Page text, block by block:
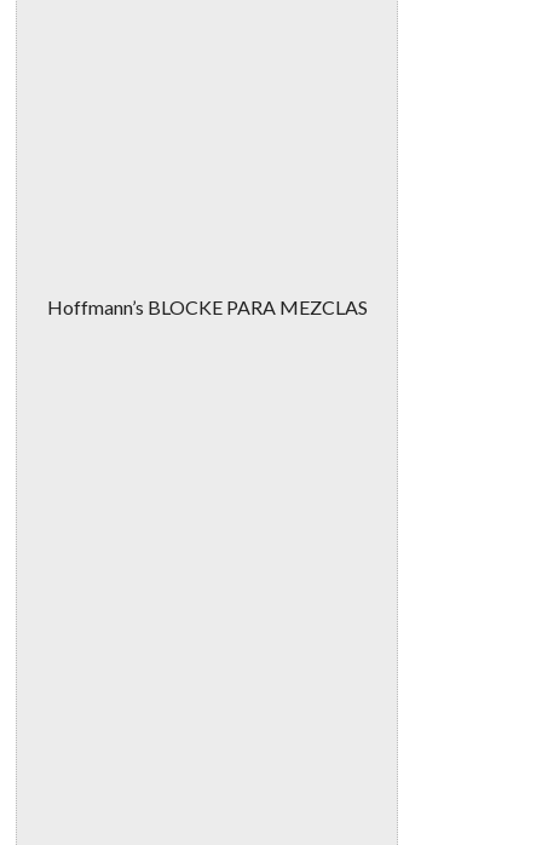
Hoffmann’s BLOCKE PARA MEZCLAS